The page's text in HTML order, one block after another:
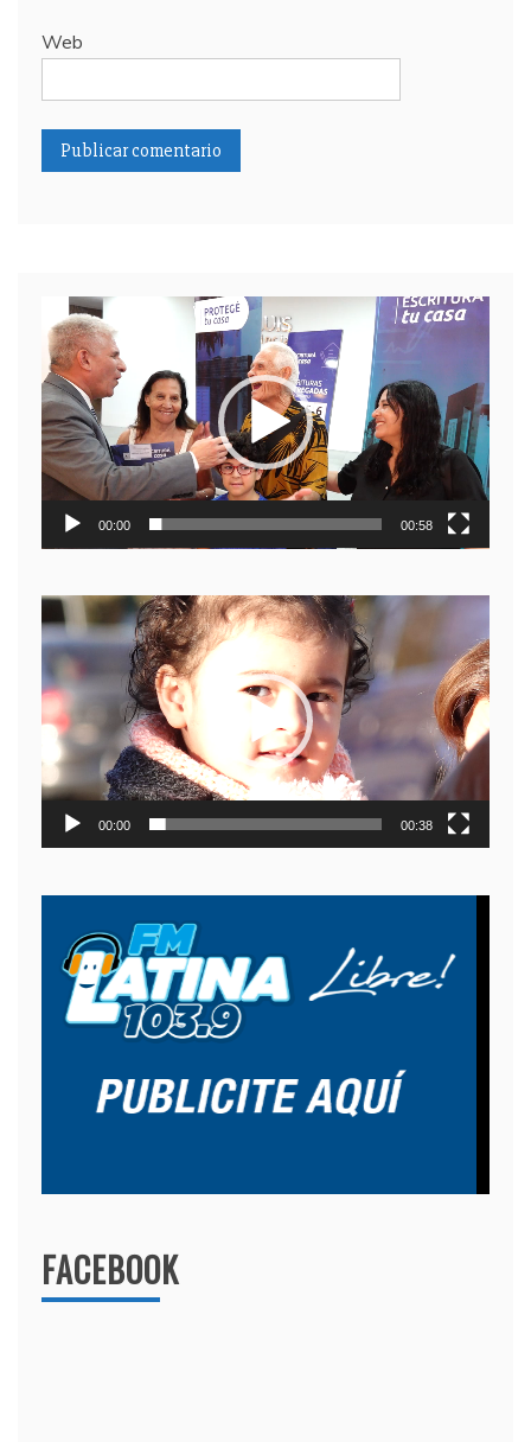
Web
Reproductor
de
video
00:00 00:58
Reproductor
de
video
00:00 00:38
FACEBOOK